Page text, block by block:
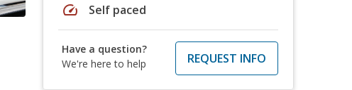
speed Self paced
Have a question?
We're here to help
REQUEST INFO